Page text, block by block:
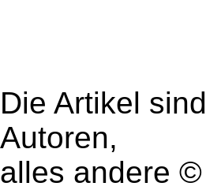
Die Artikel
Autoren,
alles andere